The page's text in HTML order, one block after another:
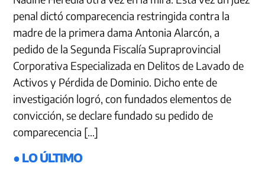
penal dictó comparecencia restringida contra la
madre de la primera dama Antonia Alarcón, a
pedido de la Segunda Fiscalía Supraprovincial
Corporativa Especializada en Delitos de Lavado de
Activos y Pérdida de Dominio. Dicho ente de
investigación logró, con fundados elementos de
convicción, se declare fundado su pedido de
comparecencia […]
● LO ÚLTIMO